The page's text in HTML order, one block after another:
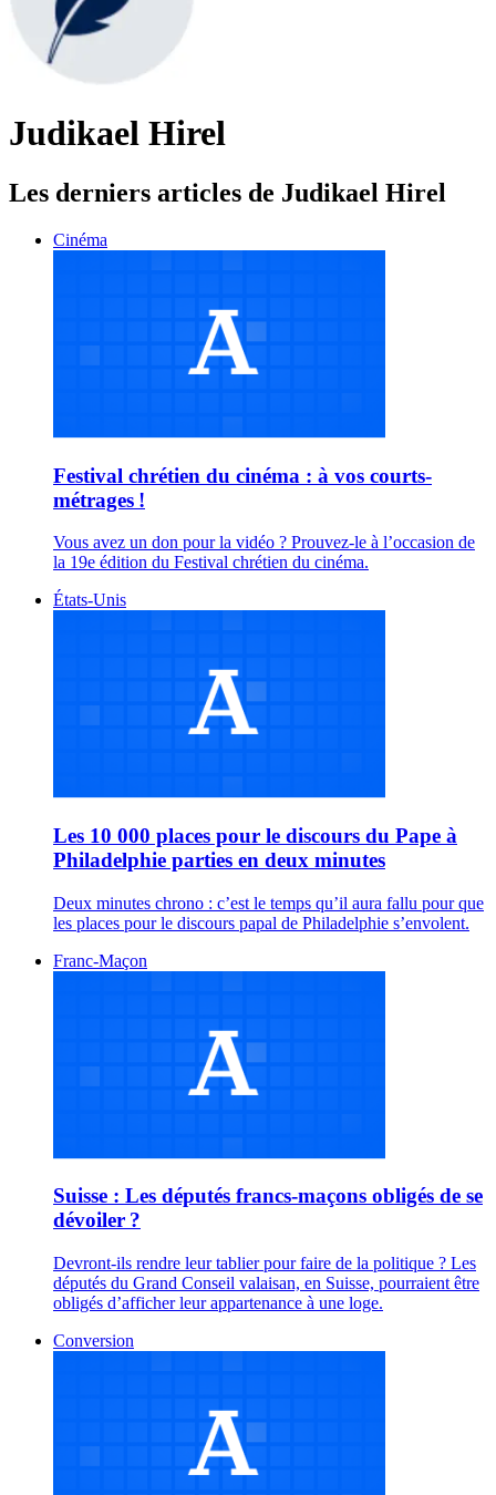
Judikael Hirel
Les derniers articles de Judikael Hirel
Cinéma
Festival chrétien du cinéma : à vos courts-
métrages !
Vous avez un don pour la vidéo ? Prouvez-le à l’occasion de
la 19e édition du Festival chrétien du cinéma.
États-Unis
Les 10 000 places pour le discours du Pape à
Philadelphie parties en deux minutes
Deux minutes chrono : c’est le temps qu’il aura fallu pour que
les places pour le discours papal de Philadelphie s’envolent.
Franc-Maçon
Suisse : Les députés francs-maçons obligés de se
dévoiler ?
Devront-ils rendre leur tablier pour faire de la politique ? Les
députés du Grand Conseil valaisan, en Suisse, pourraient être
obligés d’afficher leur appartenance à une loge.
Conversion